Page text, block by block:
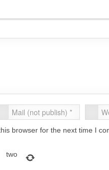
browser for the next time I
two